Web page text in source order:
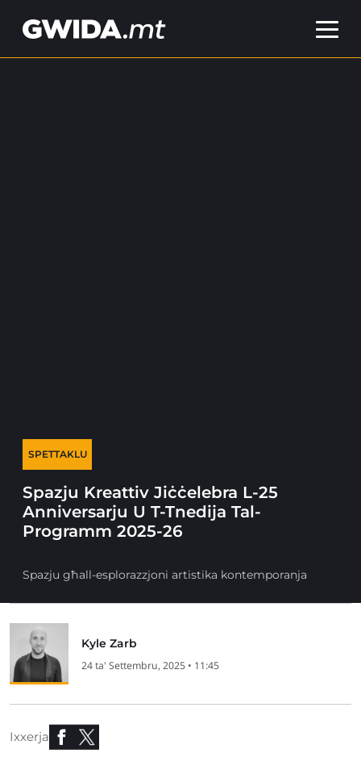
SPETTAKLU
Spazju Kreattiv Jiċċelebra L-25
Anniversarju U T-Tnedija Tal-
Programm 2025-26
Spazju għall-esplorazzjoni artistika kontemporanja
Kyle Zarb
24 ta' Settembru, 2025 • 11:45
Ixxerja